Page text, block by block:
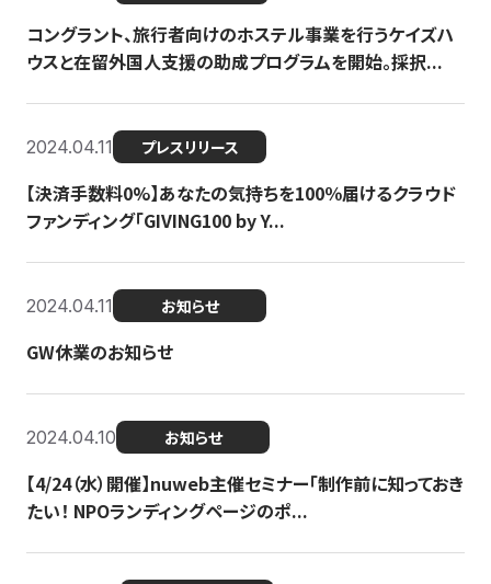
コングラント、旅行者向けのホステル事業を行うケイズハ
ウスと在留外国人支援の助成プログラムを開始。採択...
2024.04.11 プレスリリース
【決済手数料0%】あなたの気持ちを100％届けるクラウド
ファンディング「GIVING100 by Y...
2024.04.11 お知らせ
GW休業のお知らせ
2024.04.10 お知らせ
【4/24（水）開催】nuweb主催セミナー「制作前に知っておき
たい！ NPOランディングページのポ...